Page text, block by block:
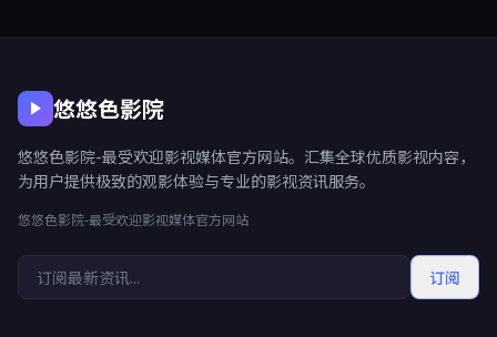
悠悠色影院
悠悠色影院-最受欢迎影视媒体官方网站。汇集全球优质影视内容，
为用户提供极致的观影体验与专业的影视资讯服务。
悠悠色影院-最受欢迎影视媒体官方网站
订阅